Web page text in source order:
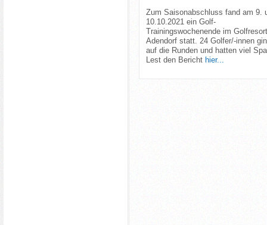
Zum Saisonabschluss fand am 9.
10.10.2021 ein Golf-
Trainingswochenende im Golfresort
Adendorf statt. 24 Golfer/-innen
auf die Runden und hatten viel
Lest den Bericht hier...